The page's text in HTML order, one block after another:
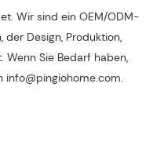
Wir sind ein OEM/ODM-
Design, Produktion,
Sie Bedarf haben,
info@pingiohome.com.